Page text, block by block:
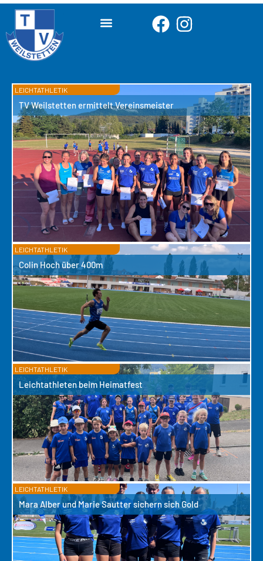
LEICHTATHLETIK
TV Weilstetten ermittelt Vereinsmeister
LEICHTATHLETIK
Colin Hoch über 400m
LEICHTATHLETIK
Leichtathleten beim Heimatfest
LEICHTATHLETIK
Mara Alber und Marie Sautter sichern sich Gold